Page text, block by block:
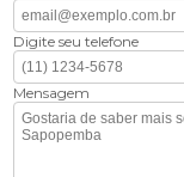
Digite seu telefone
Mensagem